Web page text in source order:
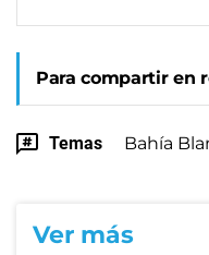
Para compartir en
Temas Bahía
Ver más